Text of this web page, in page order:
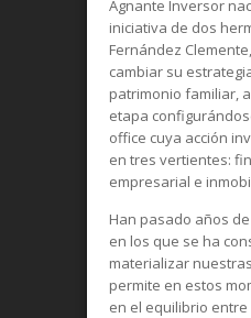
Agnante Inversor
iniciativa de dos
Fernández
cambiar su
patrimonio familiar,
etapa
office cuya acción
en tres vertientes:
empresarial e
Han pasado años
en los que se ha
materializar
permite en estos
en el equilibrio